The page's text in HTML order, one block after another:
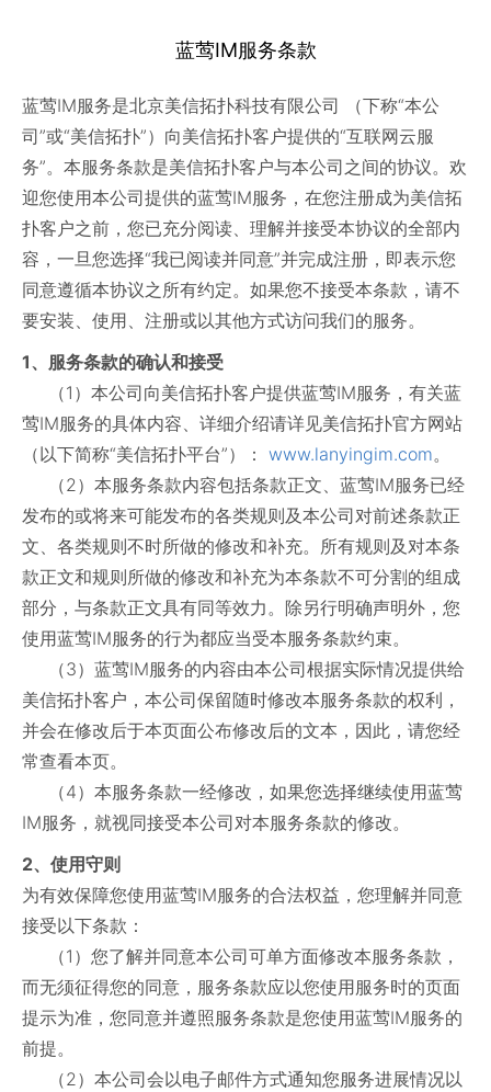
蓝莺IM服务条款
蓝莺IM服务是北京美信拓扑科技有限公司 （下称“本公
司”或“美信拓扑”）向美信拓扑客户提供的“互联网云服
务”。本服务条款是美信拓扑客户与本公司之间的协议。欢
迎您使用本公司提供的蓝莺IM服务，在您注册成为美信拓
扑客户之前，您已充分阅读、理解并接受本协议的全部内
容，一旦您选择“我已阅读并同意”并完成注册，即表示您
同意遵循本协议之所有约定。如果您不接受本条款，请不
要安装、使用、注册或以其他方式访问我们的服务。
1、服务条款的确认和接受
（1）本公司向美信拓扑客户提供蓝莺IM服务，有关蓝
莺IM服务的具体内容、详细介绍请详见美信拓扑官方网站
（以下简称“美信拓扑平台”）： www.lanyingim.com。
（2）本服务条款内容包括条款正文、蓝莺IM服务已经
发布的或将来可能发布的各类规则及本公司对前述条款正
文、各类规则不时所做的修改和补充。所有规则及对本条
款正文和规则所做的修改和补充为本条款不可分割的组成
部分，与条款正文具有同等效力。除另行明确声明外，您
使用蓝莺IM服务的行为都应当受本服务条款约束。
（3）蓝莺IM服务的内容由本公司根据实际情况提供给
美信拓扑客户，本公司保留随时修改本服务条款的权利，
并会在修改后于本页面公布修改后的文本，因此，请您经
常查看本页。
（4）本服务条款一经修改，如果您选择继续使用蓝莺
IM服务，就视同接受本公司对本服务条款的修改。
2、使用守则
为有效保障您使用蓝莺IM服务的合法权益，您理解并同意
接受以下条款：
（1）您了解并同意本公司可单方面修改本服务条款，
而无须征得您的同意，服务条款应以您使用服务时的页面
提示为准，您同意并遵照服务条款是您使用蓝莺IM服务的
前提。
（2）本公司会以电子邮件方式通知您服务进展情况以